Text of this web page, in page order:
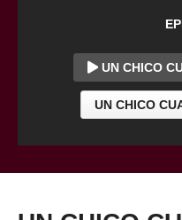
UN CHICO
UN CHICO